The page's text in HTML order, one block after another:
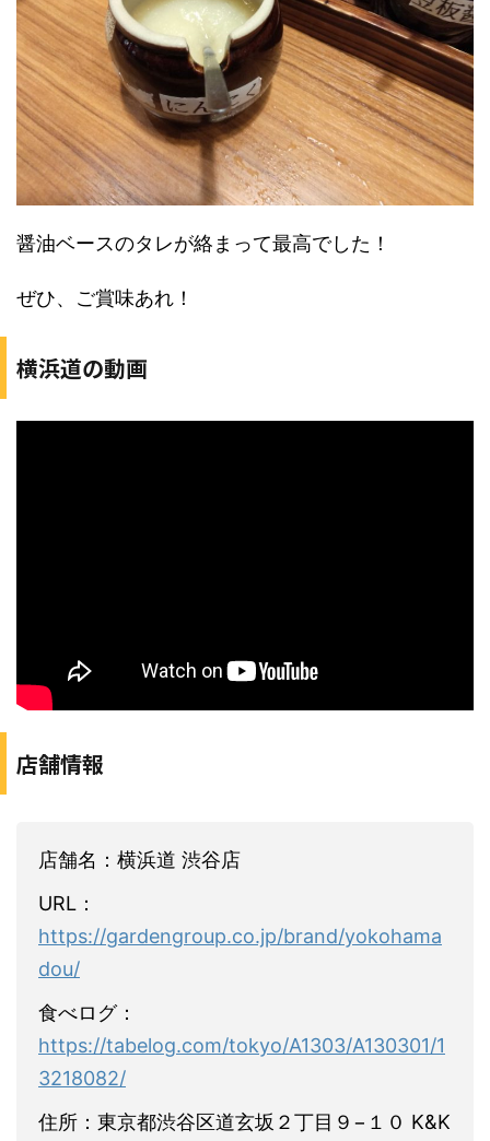
醤油ベースのタレが絡まって最高でした！
ぜひ、ご賞味あれ！
横浜道の動画
店舗情報
店舗名：横浜道 渋谷店
URL：
https://gardengroup.co.jp/brand/yokohama
dou/
食べログ：
https://tabelog.com/tokyo/A1303/A130301/1
3218082/
住所：東京都渋谷区道玄坂２丁目９−１０ K&K